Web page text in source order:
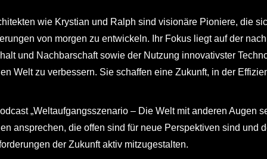
wie Krystian und Ralph sind visionäre Pioniere, die
von morgen zu entwickeln. Ihr Fokus liegt auf der
und Nachbarschaft sowie der Nutzung innovativster
Welt zu verbessern. Sie schaffen eine Zukunft, in der
„Weltaufgangsszenario – Die Welt mit anderen Augen
ansprechen, die offen sind für neue Perspektiven sind und
der Zukunft aktiv mitzugestalten.